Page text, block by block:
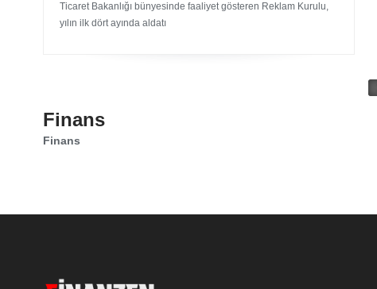
Ticaret Bakanlığı bünyesinde faaliyet gösteren Reklam Kurulu,
yılın ilk dört ayında aldatı
Finans
Finans